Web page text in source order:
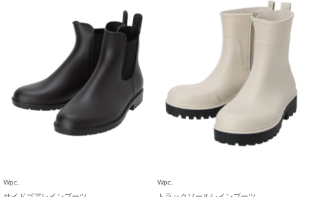
Wpc. Wpc.